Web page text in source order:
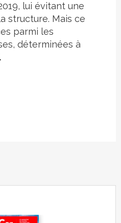
lui évitant une
structure. Mais ce
parmi les
déterminées à